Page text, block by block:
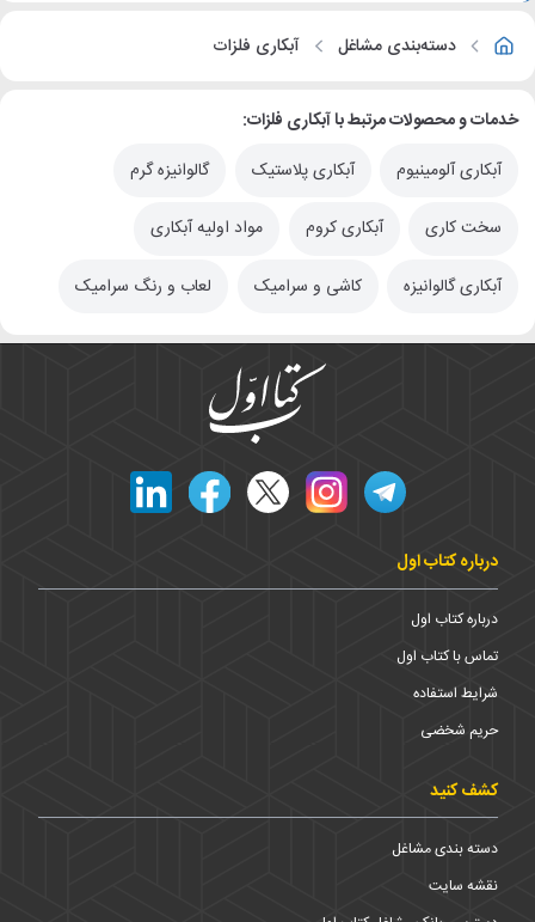
دسته‌بندی مشاغل آبکاری فلزات
خدمات و محصولات مرتبط با آبکاری فلزات:
آبکاری آلومینیوم
آبکاری پلاستیک گالوانیزه گرم
سخت کاری آبکاری کروم مواد اولیه آبکاری
آبکاری گالوانیزه کاشی و سرامیک لعاب و رنگ سرامیک
درباره کتاب اول
درباره کتاب اول
تماس با کتاب اول
شرایط استفاده
حریم شخضی
کشف کنید
دسته بندی مشاغل
نقشه سایت